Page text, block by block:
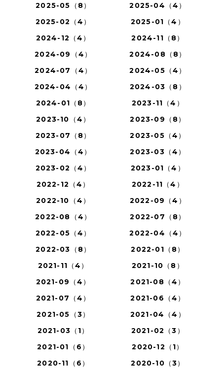
2025-05（8）
2025-04（4）
2025-02（4）
2025-01（4）
2024-12（4）
2024-11（8）
2024-09（4）
2024-08（8）
2024-07（4）
2024-05（4）
2024-04（4）
2024-03（8）
2024-01（8）
2023-11（4）
2023-10（4）
2023-09（8）
2023-07（8）
2023-05（4）
2023-04（4）
2023-03（4）
2023-02（4）
2023-01（4）
2022-12（4）
2022-11（4）
2022-10（4）
2022-09（4）
2022-08（4）
2022-07（8）
2022-05（4）
2022-04（4）
2022-03（8）
2022-01（8）
2021-11（4）
2021-10（8）
2021-09（4）
2021-08（4）
2021-07（4）
2021-06（4）
2021-05（3）
2021-04（4）
2021-03（1）
2021-02（3）
2021-01（6）
2020-12（1）
2020-11（6）
2020-10（3）